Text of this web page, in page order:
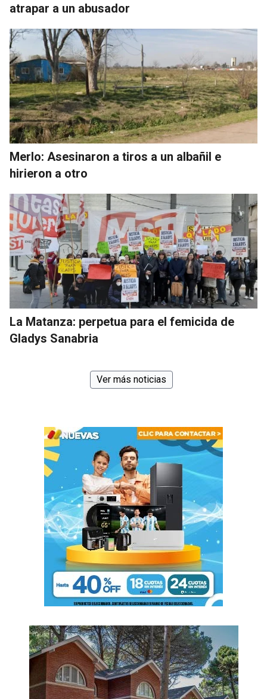
atrapar a un abusador
Merlo: Asesinaron a tiros a un albañil e
hirieron a otro
La Matanza: perpetua para el femicida de
Gladys Sanabria
Ver más noticias